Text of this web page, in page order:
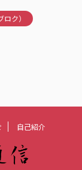
ク）
自己紹介